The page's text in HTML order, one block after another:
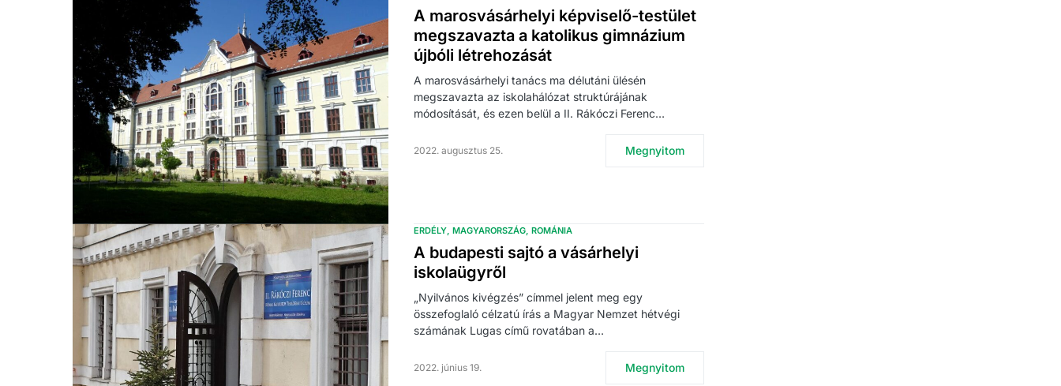
A marosvásárhelyi képviselő-testület
megszavazta a katolikus gimnázium
újbóli létrehozását
A marosvásárhelyi tanács ma délutáni ülésén
megszavazta az iskolahálózat struktúrájának
módosítását, és ezen belül a II. Rákóczi Ferenc…
2022. augusztus 25. Megnyitom
ERDÉLY MAGYARORSZÁG ROMÁNIA
A budapesti sajtó a vásárhelyi
iskolaügyről
„Nyilvános kivégzés” címmel jelent meg egy
összefoglaló célzatú írás a Magyar Nemzet hétvégi
számának Lugas című rovatában a…
2022. június 19. Megnyitom